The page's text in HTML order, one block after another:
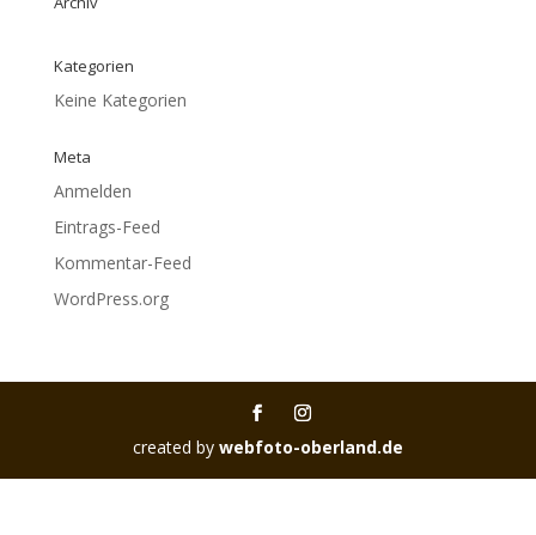
Kategorien
Keine Kategorien
Meta
Anmelden
Eintrags-Feed
Kommentar-Feed
WordPress.org
created by webfoto-oberland.de